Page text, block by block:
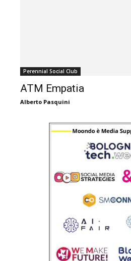
Perennial Social Club
ATM Empatia
Alberto Pasquini